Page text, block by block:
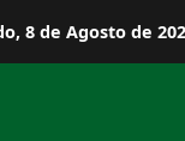
8 de Agosto de